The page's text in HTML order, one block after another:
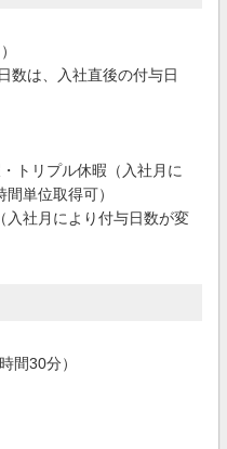
数は、入社直後の付与日
トリプル休暇（入社月に
単位取得可）
社月により付与日数が変
間30分）